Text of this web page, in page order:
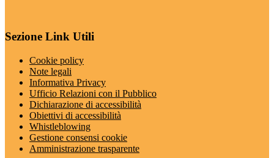
Sezione Link Utili
Cookie policy
Note legali
Informativa Privacy
Ufficio Relazioni con il Pubblico
Dichiarazione di accessibilità
Obiettivi di accessibilità
Whistleblowing
Gestione consensi cookie
Amministrazione trasparente